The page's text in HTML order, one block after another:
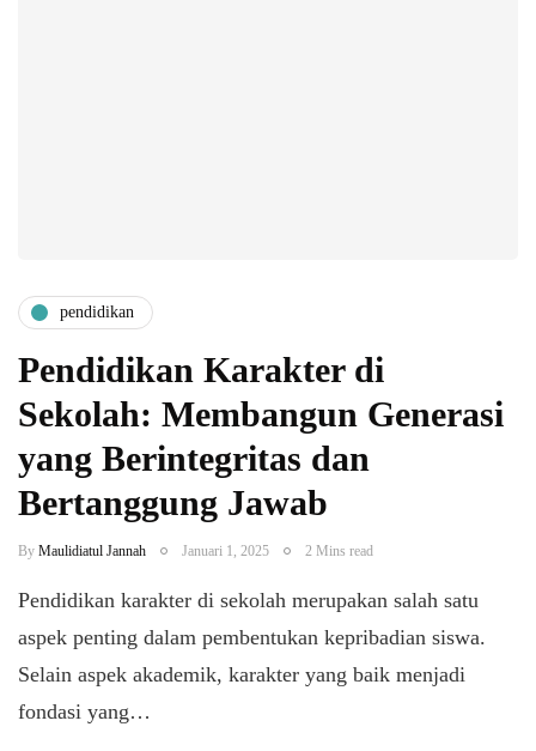
pendidikan
Pendidikan Karakter di
Sekolah: Membangun Generasi
yang Berintegritas dan
Bertanggung Jawab
By Maulidiatul Jannah Januari 1, 2025 2 Mins read
Pendidikan karakter di sekolah merupakan salah satu
aspek penting dalam pembentukan kepribadian siswa.
Selain aspek akademik, karakter yang baik menjadi
fondasi yang…